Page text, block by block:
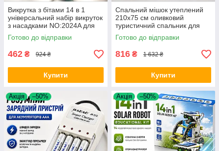
Викрутка з бітами 14 в 1
універсальний набір викруток
з насадками NO:2024A для
ремонту меблів дому та
техніки Opt City
Готово до відправки
462 ₴ 924 ₴
Купити
Спальний мішок утеплений
210х75 см оливковий
туристичний спальник для
кемпінгу походів і риболовлі
Opt City
Готово до відправки
816 ₴ 1 632 ₴
Купити
Акція –50% Акція –50%